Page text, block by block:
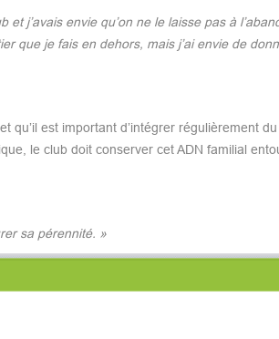
j’avais envie qu’on ne le laisse pas à
que je fais en dehors, mais j’ai envie de
qu’il est important d’intégrer régulièrement
le club doit conserver cet ADN familial
sa pérennité. »